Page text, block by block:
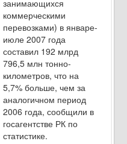
занимающихся
коммерческими
перевозками) в январе-
июле 2007 года
составил 192 млрд
796,5 млн тонно-
километров, что на
5,7% больше, чем за
аналогичном период
2006 года, сообщили в
госагентстве РК по
статистике.